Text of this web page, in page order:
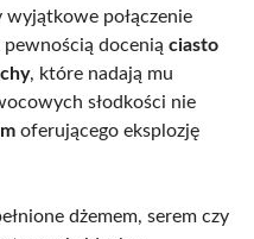
połączenie
docenią ciasto
, które nadają mu
słodkości nie
oferującego eksplozję
dżemem, serem czy